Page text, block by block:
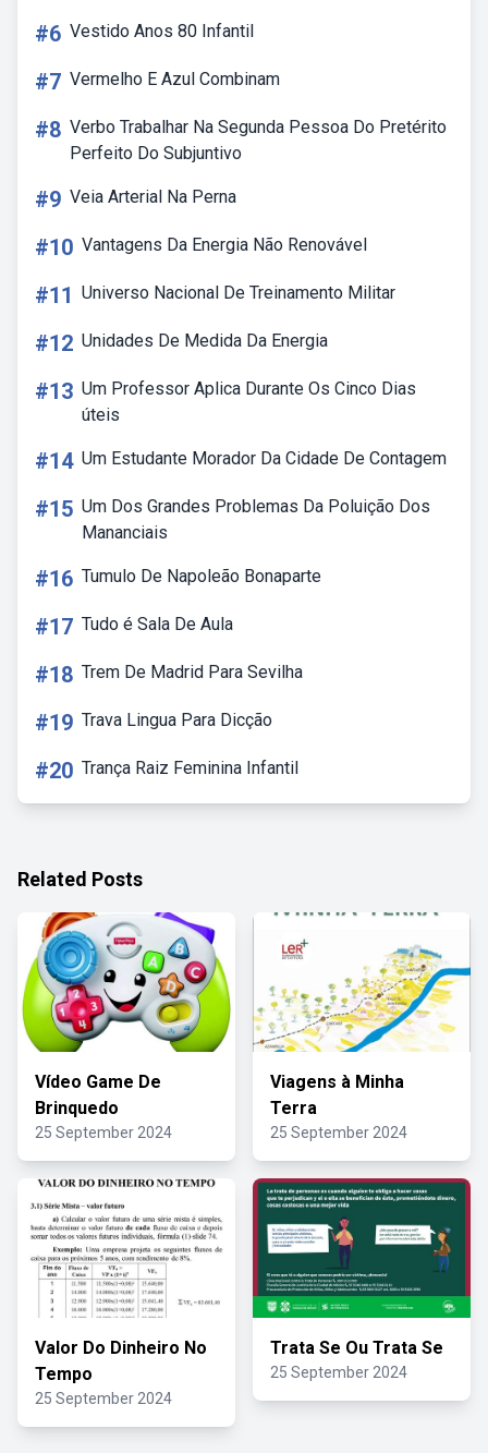
#6 Vestido Anos 80 Infantil
#7 Vermelho E Azul Combinam
#8 Verbo Trabalhar Na Segunda Pessoa Do Pretérito
Perfeito Do Subjuntivo
#9 Veia Arterial Na Perna
#10 Vantagens Da Energia Não Renovável
#11 Universo Nacional De Treinamento Militar
#12 Unidades De Medida Da Energia
#13 Um Professor Aplica Durante Os Cinco Dias
úteis
#14 Um Estudante Morador Da Cidade De Contagem
#15 Um Dos Grandes Problemas Da Poluição Dos
Mananciais
#16 Tumulo De Napoleão Bonaparte
#17 Tudo é Sala De Aula
#18 Trem De Madrid Para Sevilha
#19 Trava Lingua Para Dicção
#20 Trança Raiz Feminina Infantil
Related Posts
Vídeo Game De
Brinquedo
25 September 2024
Viagens à Minha
Terra
25 September 2024
Valor Do Dinheiro No
Tempo
25 September 2024
Trata Se Ou Trata Se
25 September 2024